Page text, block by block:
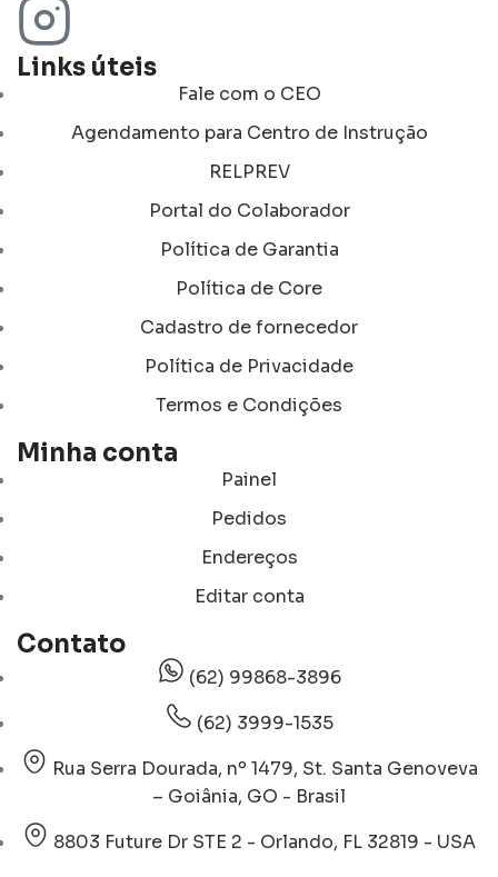
Links úteis
Fale com o CEO
Agendamento para Centro de Instrução
RELPREV
Portal do Colaborador
Política de Garantia
Política de Core
Cadastro de fornecedor
Política de Privacidade
Termos e Condições
Minha conta
Painel
Pedidos
Endereços
Editar conta
Contato
(62) 99868-3896
(62) 3999-1535
Rua Serra Dourada, nº 1479, St. Santa Genoveva
– Goiânia, GO - Brasil
8803 Future Dr STE 2 - Orlando, FL 32819 - USA